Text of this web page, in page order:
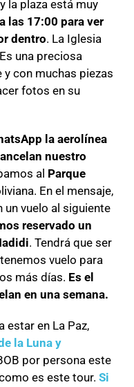
la plaza está muy
las 17:00 para ver
dentro. La Iglesia
una preciosa
con muchas piezas
fotos en su
la aerolínea
nuestro
al Parque
En el mensaje,
un vuelo al siguiente
reservado un
. Tendrá que ser
vuelo para
más días. Es el
en una semana.
estar en La Paz,
la Luna y
por persona este
es este tour. Si